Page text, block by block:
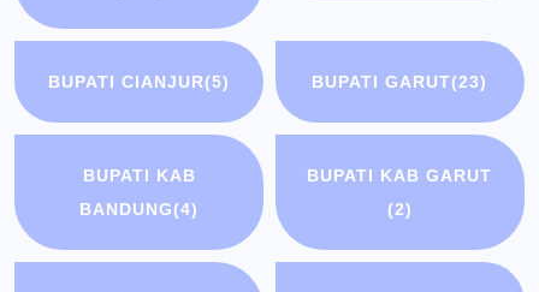
BUPATI CIANJUR(5) BUPATI GARUT(23)
BUPATI KAB
BANDUNG(4)
BUPATI KAB GARUT
(2)